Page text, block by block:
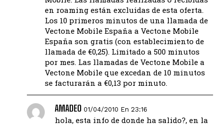
en roaming están excluidas de esta oferta.
Los 10 primeros minutos de una llamada de
Vectone Mobile España a Vectone Mobile
España son gratis (con establecimiento de
llamada de €0,25). Limitado a 500 minutos
por mes. Las llamadas de Vectone Mobile a
Vectone Mobile que excedan de 10 minutos
se facturarán a €0,13 por minuto.
AMADEO 01/04/2010 En 23:16
hola, esta info de donde ha salido?, en la